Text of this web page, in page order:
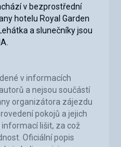
v bezprostřední
hotelu Royal Garden
a slunečníky jsou
v informacích
a nejsou součástí
organizátora zájezdu
pokojů a jejich
lišit, za což
Oficiální popis